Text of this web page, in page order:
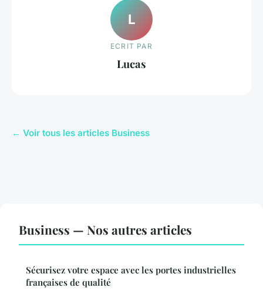
L
ECRIT PAR
Lucas
← Voir tous les articles Business
Business — Nos autres articles
Sécurisez votre espace avec les portes industrielles
françaises de qualité